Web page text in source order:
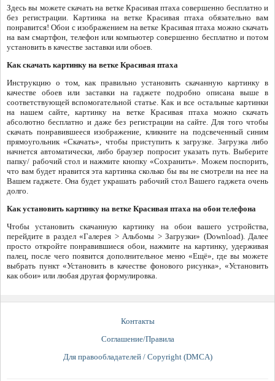
Здесь вы можете скачать на ветке Красивая птаха совершенно бесплатно и
без регистрации. Картинка на ветке Красивая птаха обязательно вам
понравится! Обои с изображением на ветке Красивая птаха можно скачать
на вам смартфон, телефон или компьютер совершенно бесплатно и потом
установить в качестве заставки или обоев.
Как скачать картинку на ветке Красивая птаха
Инструкцию о том, как правильно установить скачанную картинку в
качестве обоев или заставки на гаджете подробно описана выше в
соответствующей вспомогательной статье. Как и все остальные картинки
на нашем сайте, картинку на ветке Красивая птаха можно скачать
абсолютно бесплатно и даже без регистрации на сайте. Для того чтобы
скачать понравившееся изображение, кликните на подсвеченный синим
прямоугольник «Скачать», чтобы приступить к загрузке. Загрузка либо
начнется автоматически, либо браузер попросит указать путь. Выберите
папку/ рабочий стол и нажмите кнопку «Сохранить». Можем поспорить,
что вам будет нравится эта картинка сколько бы вы не смотрели на нее на
Вашем гаджете. Она будет украшать рабочий стол Вашего гаджета очень
долго.
Как установить картинку на ветке Красивая птаха на обои телефона
Чтобы установить скачанную картинку на обои вашего устройства,
перейдите в раздел «Галерея > Альбомы > Загрузки» (Download). Далее
просто откройте понравившиеся обои, нажмите на картинку, удерживая
палец, после чего появится дополнительное меню «Ещё», где вы можете
выбрать пункт «Установить в качестве фонового рисунка», «Установить
как обои» или любая другая формулировка.
Контакты
Соглашение/Правила
Для правообладателей / Copyright (DMCA)